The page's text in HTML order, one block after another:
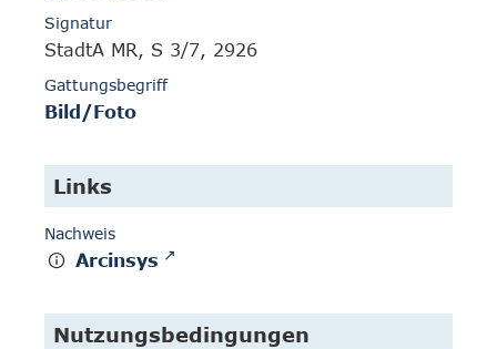
Signatur
StadtA MR, S 3/7, 2926
Gattungsbegriff
Bild/Foto
Links
Nachweis
Arcinsys
Nutzungsbedingungen